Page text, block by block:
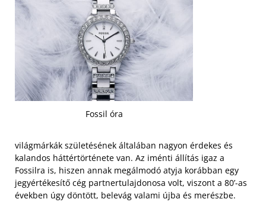
Fossil óra
világmárkák születésének általában nagyon érdekes és
kalandos háttértörténete van. Az iménti állítás igaz a
Fossilra is, hiszen annak megálmodó atyja korábban egy
jegyértékesítő cég partnertulajdonosa volt, viszont a 80’-as
években úgy döntött, belevág valami újba és merészbe.